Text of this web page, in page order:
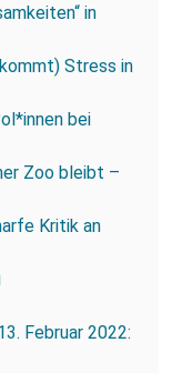
in
Stress in
bei
Zoo bleibt –
Kritik an
Februar 2022: